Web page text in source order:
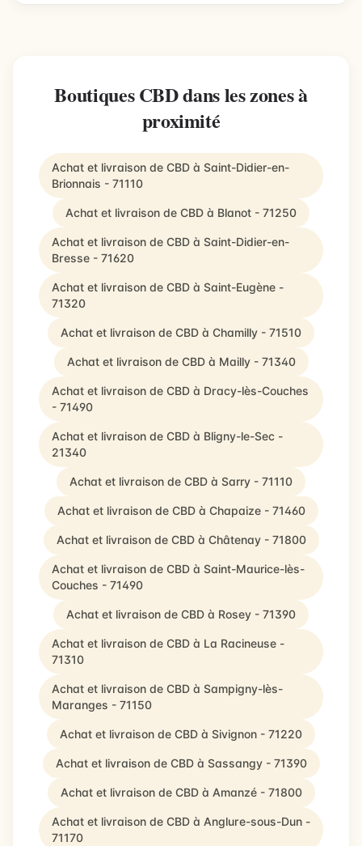
Boutiques CBD dans les zones à
proximité
Achat et livraison de CBD à Saint-Didier-en-
Brionnais - 71110
Achat et livraison de CBD à Blanot - 71250
Achat et livraison de CBD à Saint-Didier-en-
Bresse - 71620
Achat et livraison de CBD à Saint-Eugène -
71320
Achat et livraison de CBD à Chamilly - 71510
Achat et livraison de CBD à Mailly - 71340
Achat et livraison de CBD à Dracy-lès-Couches
- 71490
Achat et livraison de CBD à Bligny-le-Sec -
21340
Achat et livraison de CBD à Sarry - 71110
Achat et livraison de CBD à Chapaize - 71460
Achat et livraison de CBD à Châtenay - 71800
Achat et livraison de CBD à Saint-Maurice-lès-
Couches - 71490
Achat et livraison de CBD à Rosey - 71390
Achat et livraison de CBD à La Racineuse -
71310
Achat et livraison de CBD à Sampigny-lès-
Maranges - 71150
Achat et livraison de CBD à Sivignon - 71220
Achat et livraison de CBD à Sassangy - 71390
Achat et livraison de CBD à Amanzé - 71800
Achat et livraison de CBD à Anglure-sous-Dun -
71170